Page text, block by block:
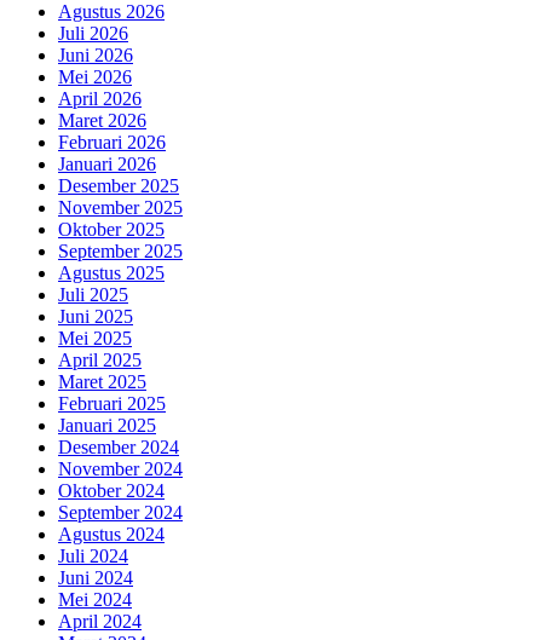
Agustus 2026
Juli 2026
Juni 2026
Mei 2026
April 2026
Maret 2026
Februari 2026
Januari 2026
Desember 2025
November 2025
Oktober 2025
September 2025
Agustus 2025
Juli 2025
Juni 2025
Mei 2025
April 2025
Maret 2025
Februari 2025
Januari 2025
Desember 2024
November 2024
Oktober 2024
September 2024
Agustus 2024
Juli 2024
Juni 2024
Mei 2024
April 2024